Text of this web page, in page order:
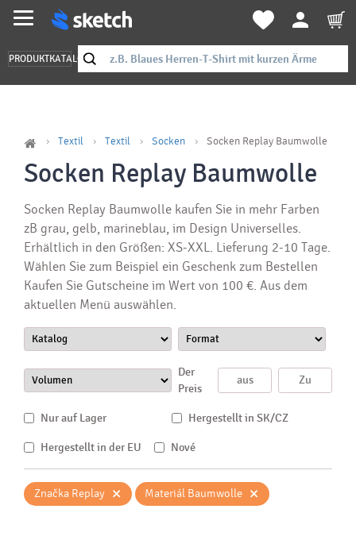
PRODUKTKATALOG
Textil Textil Socken Socken Replay Baumwolle
Socken Replay Baumwolle
Socken Replay Baumwolle kaufen Sie in mehr Farben
zB grau, gelb, marineblau, im Design Universelles.
Erhältlich in den Größen: XS-XXL. Lieferung 2-10 Tage.
Wählen Sie zum Beispiel ein Geschenk zum Bestellen
Kaufen Sie Gutscheine im Wert von 100 €. Aus dem
aktuellen Menü auswählen.
Der
Preis
Nur auf Lager Hergestellt in SK/CZ
Hergestellt in der EU Nové
Značka Replay × Materiál Baumwolle ×